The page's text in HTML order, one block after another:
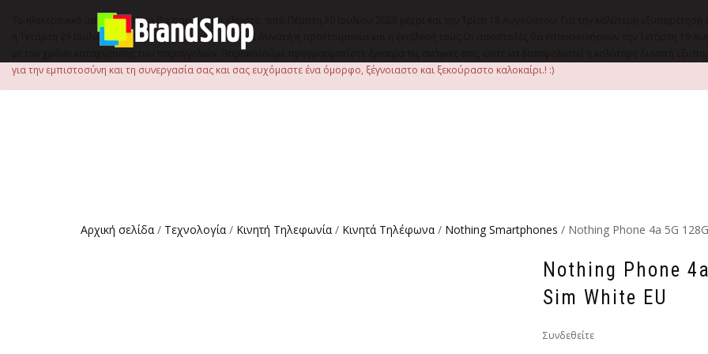
Το ηλεκτρονικό μας κατάστημα θα παραμείνει κλειστό, από Πέμπτη 30 Ιουλίου 2026 μέχρι και την Τρίτη 18 Αυγούστου. Για την καλύτερη
η Τετάρτη 29 Ιουλίου, έως τις 15:00 μ.μ., ώστε να είναι δυνατή η προετοιμασία και η εκτέλεσή τους.Οι αποστολές θα επανεκκινήσουν την Τετάρτη
με τον χρόνο καταχώρισης των παραγγελιών. Παρακαλούμε προγραμματίστε έγκαιρα τις ανάγκες σας, ώστε να διασφαλιστεί η καλύτερη δυνατή
για την εμπιστοσύνη και τη συνεργασία σας και σας ευχόμαστε ένα όμορφο, ξέγνοιαστο και ξεκούραστο καλοκαίρι.! :)
Αρχική σελίδα / Τεχνολογία / Κινητή Τηλεφωνία / Κινητά Τηλέφωνα / Nothing Smartphones / Nothing Phone 4a 5G
Nothing Phone
Sim White EU
Συνδεθείτε